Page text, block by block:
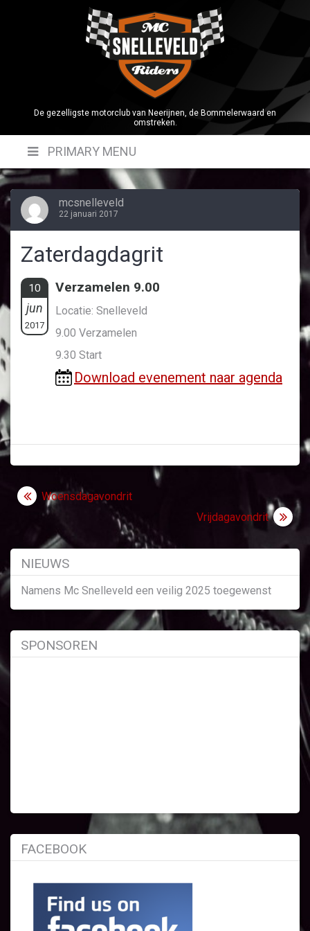
De gezelligste motorclub van Neerijnen, de Bommelerwaard en
omstreken.
PRIMARY MENU
mcsnelleveld
22 januari 2017
Zaterdagdagrit
10
jun
2017
Verzamelen 9.00
Locatie: Snelleveld
9.00 Verzamelen
9.30 Start
Download evenement naar agenda
Bericht
navigatie
Woensdagavondrit
Vrijdagavondrit
NIEUWS
Namens Mc Snelleveld een veilig 2025 toegewenst
SPONSOREN
FACEBOOK